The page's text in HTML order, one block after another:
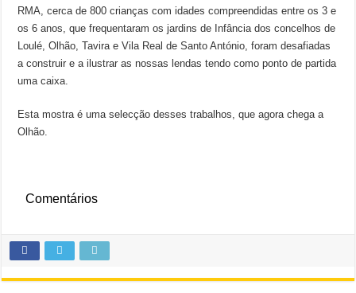
RMA, cerca de 800 crianças com idades compreendidas entre os 3 e
os 6 anos, que frequentaram os jardins de Infância dos concelhos de
Loulé, Olhão, Tavira e Vila Real de Santo António, foram desafiadas
a construir e a ilustrar as nossas lendas tendo como ponto de partida
uma caixa.
Esta mostra é uma selecção desses trabalhos, que agora chega a
Olhão.
Comentários